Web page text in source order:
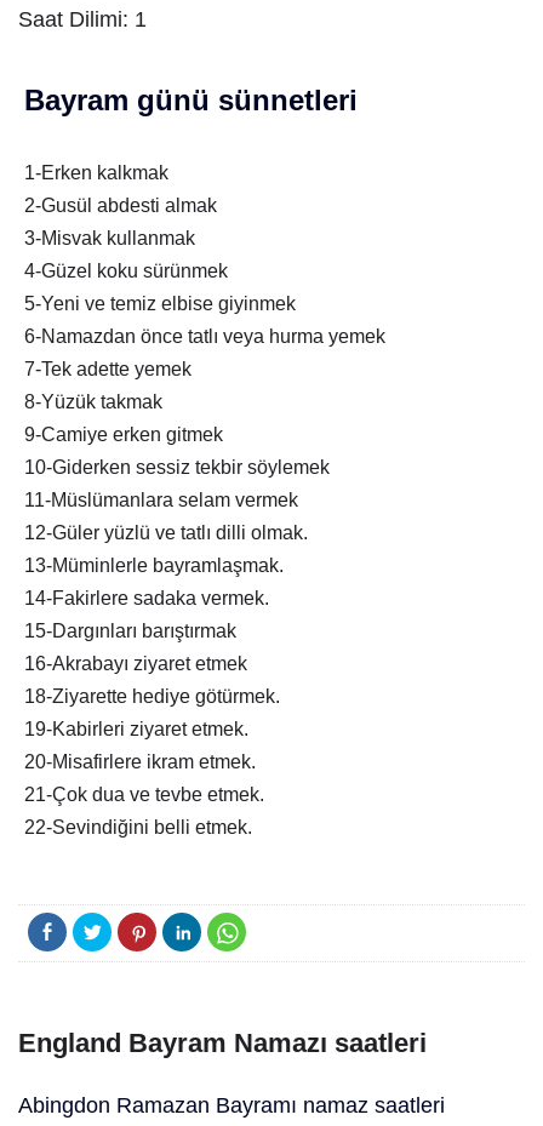
Saat Dilimi: 1
Bayram günü sünnetleri
1-Erken kalkmak
2-Gusül abdesti almak
3-Misvak kullanmak
4-Güzel koku sürünmek
5-Yeni ve temiz elbise giyinmek
6-Namazdan önce tatlı veya hurma yemek
7-Tek adette yemek
8-Yüzük takmak
9-Camiye erken gitmek
10-Giderken sessiz tekbir söylemek
11-Müslümanlara selam vermek
12-Güler yüzlü ve tatlı dilli olmak.
13-Müminlerle bayramlaşmak.
14-Fakirlere sadaka vermek.
15-Dargınları barıştırmak
16-Akrabayı ziyaret etmek
18-Ziyarette hediye götürmek.
19-Kabirleri ziyaret etmek.
20-Misafirlere ikram etmek.
21-Çok dua ve tevbe etmek.
22-Sevindiğini belli etmek.
England Bayram Namazı saatleri
Abingdon Ramazan Bayramı namaz saatleri